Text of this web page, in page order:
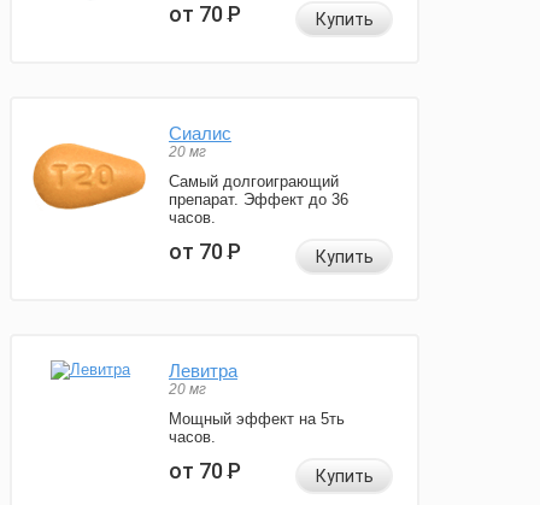
от 70Р Купить
Сиалис
20 мг
Самый долгоиграющий
препарат. Эффект до 36
часов.
от 70Р Купить
Левитра
20 мг
Мощный эффект на 5ть
часов.
от 70Р Купить